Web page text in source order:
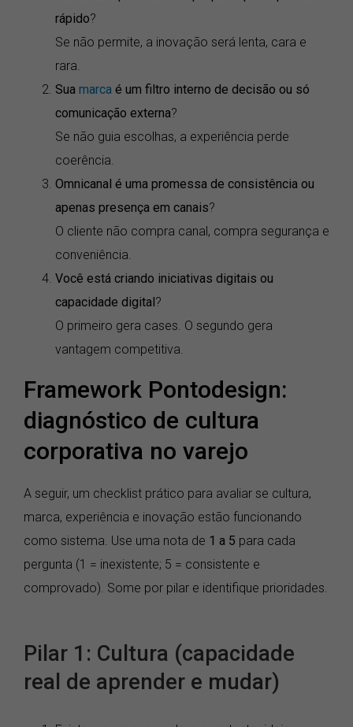
rápido?
Se não permite, a inovação será lenta, cara e
rara.
Sua marca é um filtro interno de decisão ou só
comunicação externa?
Se não guia escolhas, a experiência perde
coerência.
Omnicanal é uma promessa de consistência ou
apenas presença em canais?
O cliente não compra canal, compra segurança e
conveniência.
Você está criando iniciativas digitais ou
capacidade digital ?
O primeiro gera cases. O segundo gera
vantagem competitiva.
Framework Pontodesign:
diagnóstico de cultura
corporativa no varejo
A seguir, um checklist prático para avaliar se cultura,
marca, experiência e inovação estão funcionando
como sistema. Use uma nota de 1 a 5 para cada
pergunta (1 = inexistente; 5 = consistente e
comprovado). Some por pilar e identifique prioridades.
Pilar 1: Cultura (capacidade
real de aprender e mudar)